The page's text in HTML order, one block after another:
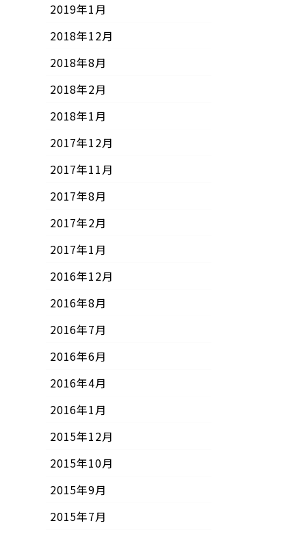
2019年1月
2018年12月
2018年8月
2018年2月
2018年1月
2017年12月
2017年11月
2017年8月
2017年2月
2017年1月
2016年12月
2016年8月
2016年7月
2016年6月
2016年4月
2016年1月
2015年12月
2015年10月
2015年9月
2015年7月